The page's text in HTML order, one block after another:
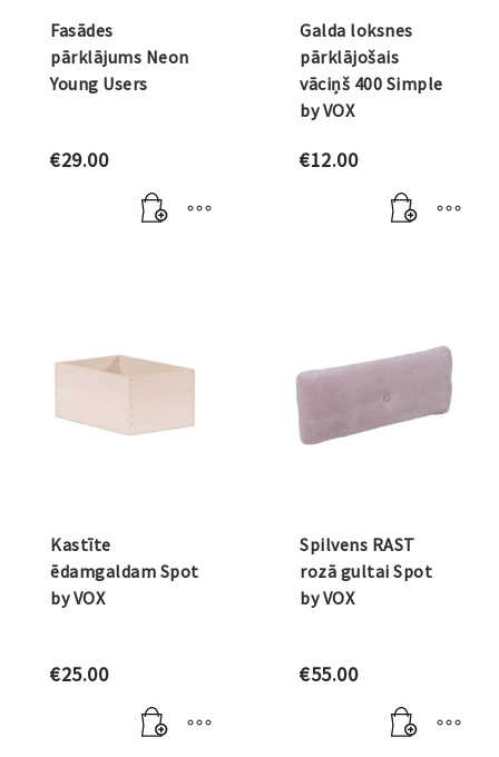
Fasādes
pārklājums Neon
Young Users
€29.00
Galda loksnes
pārklājošais
vāciņš 400 Simple
by VOX
€12.00
Kastīte
ēdamgaldam Spot
by VOX
€25.00
Spilvens RAST
rozā gultai Spot
by VOX
€55.00